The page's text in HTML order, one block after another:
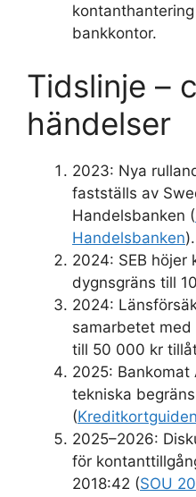
bankkontor.
Tidslinje –
händelser
2023: Nya
fastställs av
Handelsbanken (
Handelsbanken).
2024: SEB höjer
dygnsgräns till
2024:
samarbetet med
till 50 000 kr
2025:
tekniska
(Kreditkortguiden
2025–2026:
för
2018:42 (SOU